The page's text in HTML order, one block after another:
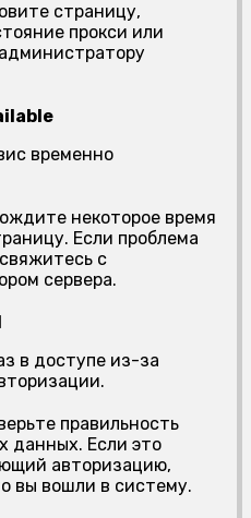
страницу,
прокси или
временно
некоторое время
Если проблема
с
сервера.
в доступе из-за
правильность
данных. Если это
авторизацию,
вы вошли в систему.